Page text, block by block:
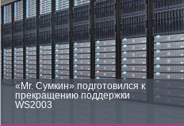
«Mr. Сумкин» подготовился к
прекращению поддержки
WS2003